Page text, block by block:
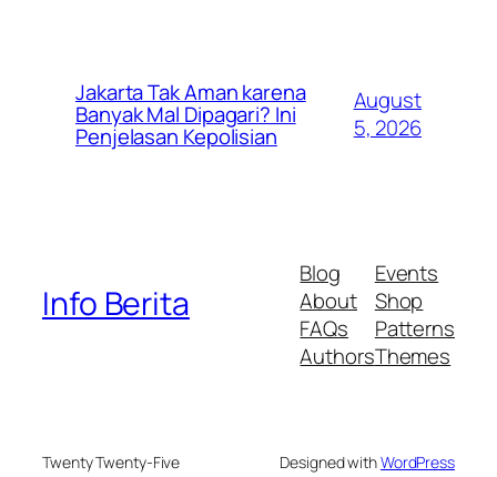
Jakarta Tak Aman karena
Banyak Mal Dipagari? Ini
Penjelasan Kepolisian
August
5, 2026
Info Berita
Blog
About
FAQs
Authors
Events
Shop
Patterns
Themes
Twenty Twenty-Five Designed withWordPress